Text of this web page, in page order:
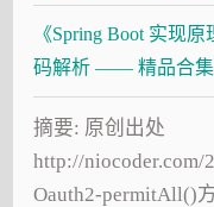
《Spring Boot 实现原
码解析 —— 精品合集
摘要: 原创出处
http://niocoder.com/
Oauth2-permitAll()